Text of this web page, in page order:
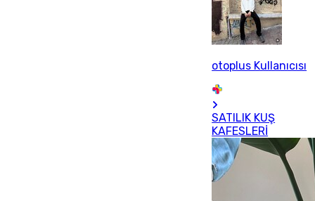
otoplus Kullanıcısı
SATILIK KUŞ
KAFESLERİ